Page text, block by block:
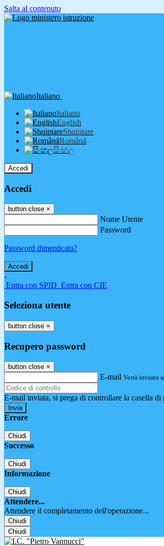
Salta al contenuto
Italiano
Italiano
English
Shqiptare
Română
සිංහල
Accedi
Accedi
button close ×
Nome Utente
Password
Password dimenticata?
-
Entra con SPID Entra con CIE
Seleziona utente
button close ×
Recupero password
button close ×
E-mail Verrà inviato
E-mail inviata, si prega di controllare la casella di
Errore
Chiudi
Successo
Chiudi
Informazione
Chiudi
Attendere...
Attendere il completamento dell'operazione...
Chiudi
Chiudi